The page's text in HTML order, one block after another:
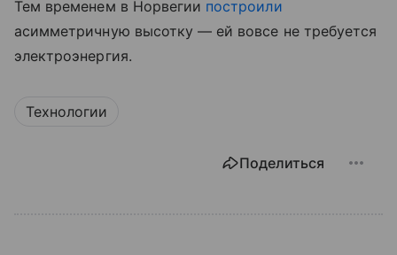
Тем временем в Норвегии построили
асимметричную высотку — ей вовсе не требуется
электроэнергия.
Технологии
Поделиться